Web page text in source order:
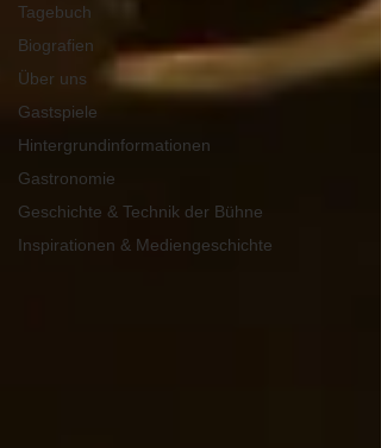
Tagebuch
Biografien
Über uns
Gastspiele
Hintergrundinformationen
Gastronomie
Geschichte & Technik der Bühne
Inspirationen & Mediengeschichte